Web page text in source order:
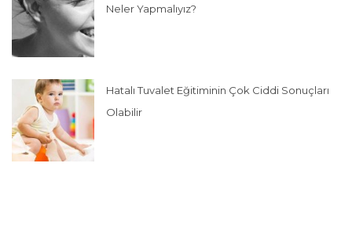
Neler Yapmalıyız?
Hatalı Tuvalet Eğitiminin Çok Ciddi Sonuçları
Olabilir